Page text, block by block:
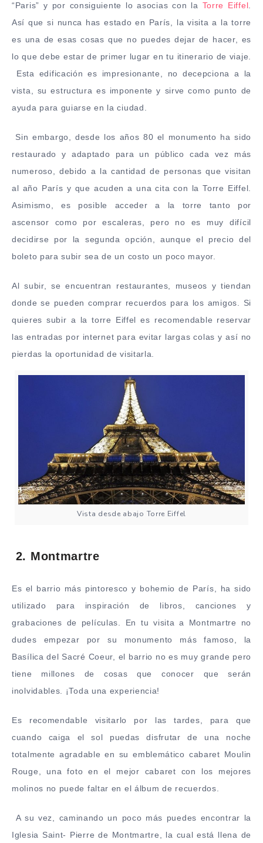
“Paris” y por consiguiente lo asocias con la Torre Eiffel.
Así que si nunca has estado en París, la visita a la torre
es una de esas cosas que no puedes dejar de hacer, es
lo que debe estar de primer lugar en tu itinerario de viaje.
Esta edificación es impresionante, no decepciona a la
vista, su estructura es imponente y sirve como punto de
ayuda para guiarse en la ciudad.
Sin embargo, desde los años 80 el monumento ha sido
restaurado y adaptado para un público cada vez más
numeroso, debido a la cantidad de personas que visitan
al año París y que acuden a una cita con la Torre Eiffel.
Asimismo, es posible acceder a la torre tanto por
ascensor como por escaleras, pero no es muy difícil
decidirse por la segunda opción, aunque el precio del
boleto para subir sea de un costo un poco mayor.
Al subir, se encuentran restaurantes, museos y tiendan
donde se pueden comprar recuerdos para los amigos. Si
quieres subir a la torre Eiffel es recomendable reservar
las entradas por internet para evitar largas colas y así no
pierdas la oportunidad de visitarla.
Vista desde abajo Torre Eiffel
2. Montmartre
Es el barrio más pintoresco y bohemio de París, ha sido
utilizado para inspiración de libros, canciones y
grabaciones de películas. En tu visita a Montmartre no
dudes empezar por su monumento más famoso, la
Basílica del Sacré Coeur, el barrio no es muy grande pero
tiene millones de cosas que conocer que serán
inolvidables. ¡Toda una experiencia!
Es recomendable visitarlo por las tardes, para que
cuando caiga el sol puedas disfrutar de una noche
totalmente agradable en su emblemático cabaret Moulin
Rouge, una foto en el mejor cabaret con los mejores
molinos no puede faltar en el álbum de recuerdos.
A su vez, caminando un poco más puedes encontrar la
Iglesia Saint- Pierre de Montmartre, la cual está llena de